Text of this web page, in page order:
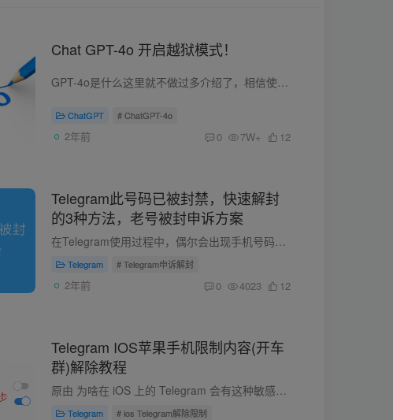
Chat GPT-4o 开启越狱模式！
GPT-4o是什么这里就不做过多介绍了，相信使用过的朋友也都很清楚了。 对于不知道的朋友，也可以去自行去搜索了解，GPT-4o是免费模型，但有使用次数限制，达到限制后会自动切换到3.5模型。 免费...
ChatGPT # ChatGPT-4o
2年前 0 7W+ 12
Telegram此号码已被封禁，快速解封
的3种方法，老号被封申诉方案
在Telegram使用过程中，偶尔会出现手机号码被禁用的情况，当出现这种情况时，Telegram手机端和电脑PC端都会自动掉线并退出。当再次尝试登陆时候就会提示此手机号码已被封禁。 如果您在使用Teleg...
Telegram # Telegram申诉解封
2年前 0 4023 12
Telegram IOS苹果手机限制内容(开车
群)解除教程
原由 为啥在 iOS 上的 Telegram 会有这种敏感内容过滤呢，自然是苹果喜欢多管闲事，限制在苹果设备上的社交 App 中的敏感内容。 本来吧，这也是件好事，不过吧，一来，除了 iOS 其他设备都不存...
Telegram # ios Telegram解除限制